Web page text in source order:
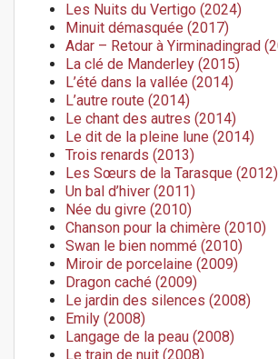
Les Nuits du Vertigo (2024)
Minuit démasquée (2017)
Adar – Retour à Yirminadingrad
La clé de Manderley (2015)
L’été dans la vallée (2014)
L’autre route (2014)
Le chant des autres (2014)
Le dit de la pleine lune (2014)
Trois renards (2013)
Les Sœurs de la Tarasque (2012)
Un bal d’hiver (2011)
Née du givre (2010)
Chanson pour la chimère (2010)
Swan le bien nommé (2010)
Miroir de porcelaine (2009)
Dragon caché (2009)
Le jardin des silences (2008)
Emily (2008)
Langage de la peau (2008)
Le train de nuit (2008)